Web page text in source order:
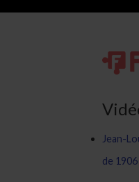
Jean-
de 1906